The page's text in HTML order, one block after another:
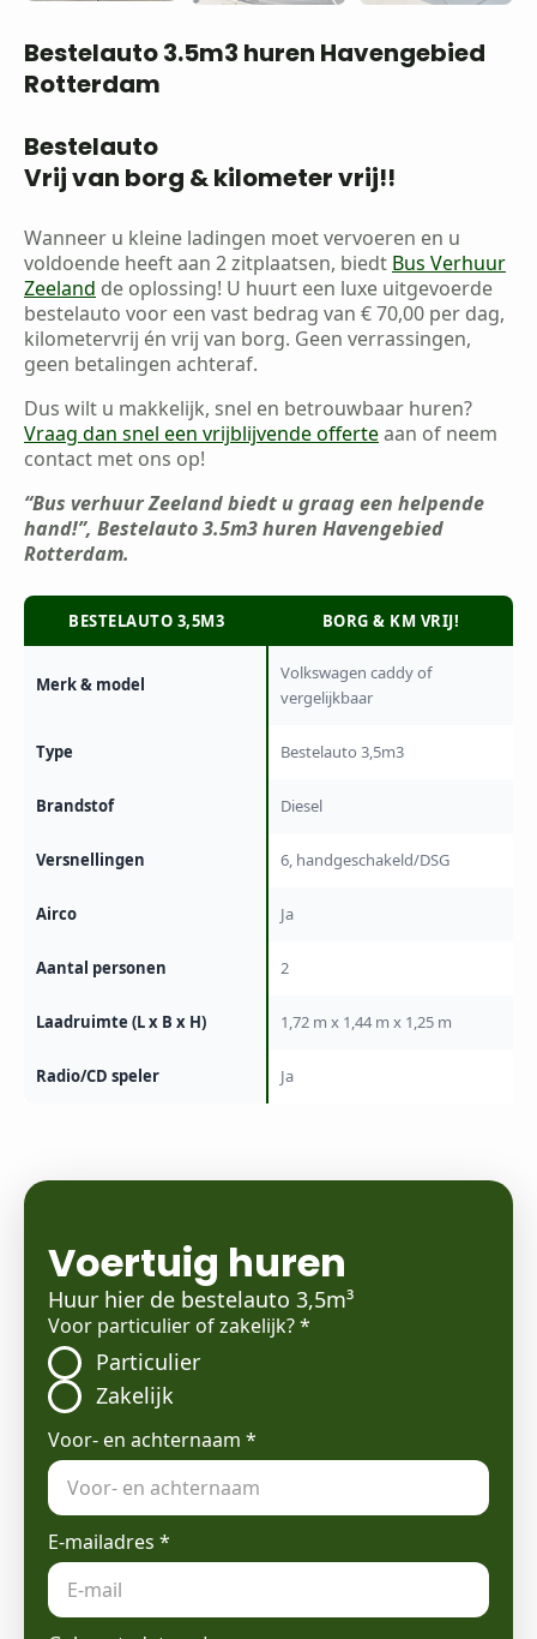
Bestelauto 3.5m3 huren Havengebied
Rotterdam
Bestelauto
Vrij van borg & kilometer vrij!!
Wanneer u kleine ladingen moet vervoeren en u
voldoende heeft aan 2 zitplaatsen, biedt Bus Verhuur
Zeeland de oplossing! U huurt een luxe uitgevoerde
bestelauto voor een vast bedrag van € 70,00 per dag,
kilometervrij én vrij van borg. Geen verrassingen,
geen betalingen achteraf.
Dus wilt u makkelijk, snel en betrouwbaar huren?
Vraag dan snel een vrijblijvende offerteaan of neem
contact met ons op!
“Bus verhuur Zeeland biedt u graag een helpende
hand!”, Bestelauto 3.5m3 huren Havengebied
Rotterdam.
BESTELAUTO 3,5M3 BORG & KM VRIJ!
Merk & model
Volkswagen caddy of
vergelijkbaar
Type Bestelauto 3,5m3
Brandstof Diesel
Versnellingen 6, handgeschakeld/DSG
Airco Ja
Aantal personen 2
Laadruimte (L x B x H) 1,72 m x 1,44 m x 1,25 m
Radio/CD speler Ja
Voertuig huren
Huur hier de bestelauto 3,5m³
Voor particulier of zakelijk?*
Particulier
Zakelijk
Voor- en achternaam *
E-mailadres *